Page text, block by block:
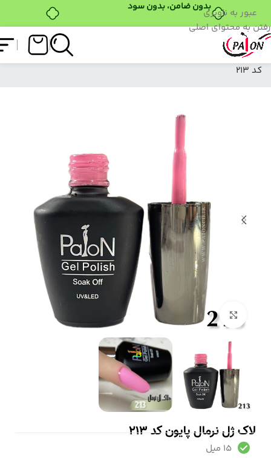
بدون ضامن، بدون سودعبور به ناوبری
رفتن به محتوای اصلی
فروشگاه
لاک ژل نرمال پایون
کد 213
بزرگنمایی تصویر
لاک ژل نرمال پایون کد 213
15 میل